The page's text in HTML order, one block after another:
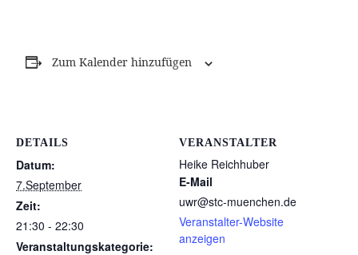
Zum Kalender hinzufügen
DETAILS
Datum:
7.September
Zeit:
21:30 - 22:30
Veranstaltungskategorie:
VERANSTALTER
Heike Reichhuber
E-Mail
uwr@stc-muenchen.de
Veranstalter-Website
anzeigen